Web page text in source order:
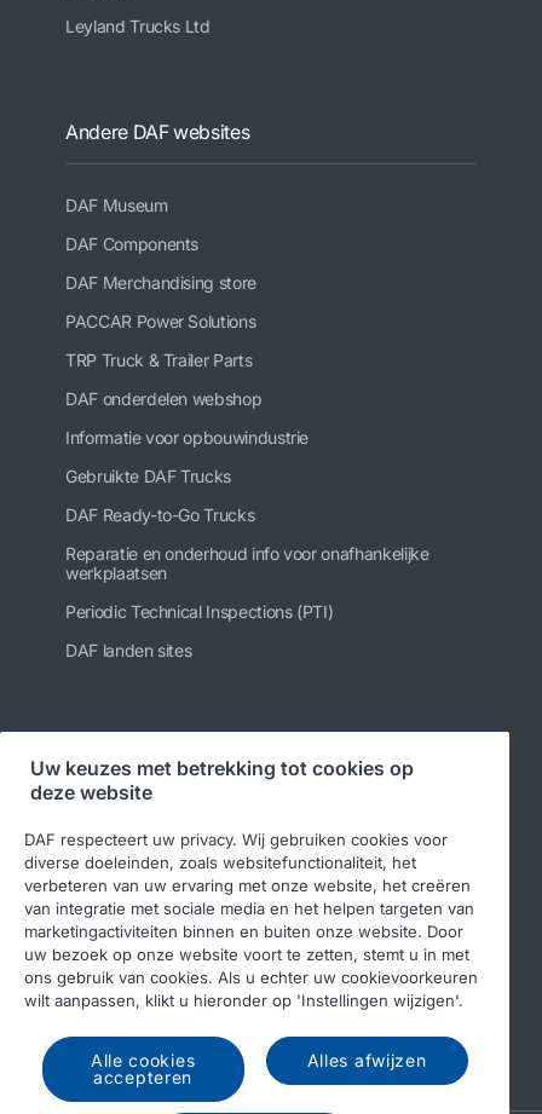
Leyland Trucks Ltd
Andere DAF websites
DAF Museum
DAF Components
DAF Merchandising store
PACCAR Power Solutions
TRP Truck & Trailer Parts
DAF onderdelen webshop
Informatie voor opbouwindustrie
Gebruikte DAF Trucks
DAF Ready-to-Go Trucks
Reparatie en onderhoud info voor onafhankelijke
werkplaatsen
Periodic Technical Inspections (PTI)
DAF landen sites
Volg ons
© 2026 DAF Legal notice
Privacy statement
Algemene voorwaarden
DAF en cookies
Income Tax Report
Uw keuzes met betrekking tot cookies op
deze website
DAF respecteert uw privacy. Wij gebruiken cookies voor
diverse doeleinden, zoals websitefunctionaliteit, het
verbeteren van uw ervaring met onze website, het creëren
van integratie met sociale media en het helpen targeten van
marketingactiviteiten binnen en buiten onze website. Door
uw bezoek op onze website voort te zetten, stemt u in met
ons gebruik van cookies. Als u echter uw cookievoorkeuren
wilt aanpassen, klikt u hieronder op 'Instellingen wijzigen'.
Alle cookies
accepteren
Alles afwijzen